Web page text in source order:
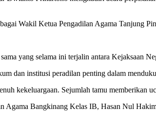
Wakil Ketua Pengadilan Agama Tanjung
yang selama ini terjalin antara Kejaksaan
dan institusi peradilan penting dalam
kekeluargaan. Sejumlah tamu memberikan
Agama Bangkinang Kelas IB, Hasan Nul